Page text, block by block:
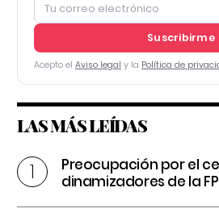
Suscribirme
Acepto el Aviso legal y la Política de
LAS MÁS LEÍDAS
Preocupación por el
dinamizadores de la